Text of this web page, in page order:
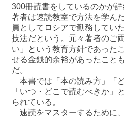
300冊読書をしているのかが詳
著者は速読教室で方法を学ん
員としてロシアで勤務してい
技法だという。元々著者のご
い」という教育方針であった
せる金銭的余裕があったこと
だ。
本書では「本の読み方」「
「いつ・どこで読むべきか」
られている。
速読をマスターするために